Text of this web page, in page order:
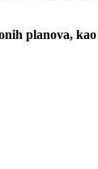
planova,